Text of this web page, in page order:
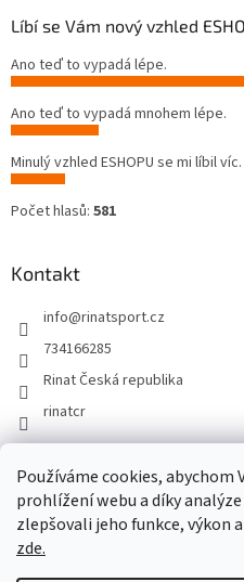
Používáme cookies,
prohlížení webu a díky
zlepšovali jeho funkce, výkon
zde.
Líbí se Vám nový vzhled
Ano teď to vypadá lépe.
Ano teď to vypadá mnohem lépe.
Minulý vzhled ESHOPU se mi líbil víc.
Počet hlasů: 581
Kontakt
info@rinatsport.cz
734166285
Rinat Česká republika
rinatcr
Rinat Europe